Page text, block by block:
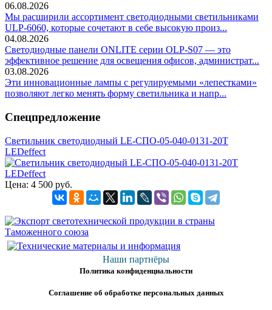
06.08.2026
Мы расширили ассортимент светодиодными светильниками
ULP-6060, которые сочетают в себе высокую произ...
04.08.2026
Светодиодные панели ONLITE серии OLP-S07 — это
эффективное решение для освещения офисов, администрат...
03.08.2026
Эти инновационные лампы с регулируемыми «лепестками»
позволяют легко менять форму светильника и напр...
Спецпредложение
Светильник светодиодный LE-СПО-05-040-0131-20Т
LEDeffect
Цена: 4 500 руб.
Наши партнёры
Политика конфиденциальности
Соглашение об обработке персональных данных